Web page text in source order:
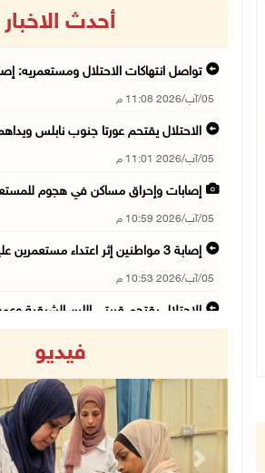
أحدث الاخبار
تواصل انتهاكات الاحتلال ومستعمريه:
05/آب/2026 11:08 م
الاحتلال يقتحم عورتا جنوب نابلس
05/آب/2026 11:01 م
إصابات وإحراق مساكن في هجوم
05/آب/2026 10:59 م
إصابة 3 مواطنين إثر اعتداء مستعمرين عليهم في ...
05/آب/2026 10:53 م
الاحتلال يقتحم قريتي اللبن الشرقية
مستعمرون يقتحمون بيت فجار جنوب
05/آب/2026 10:19 م
فيديو
Next